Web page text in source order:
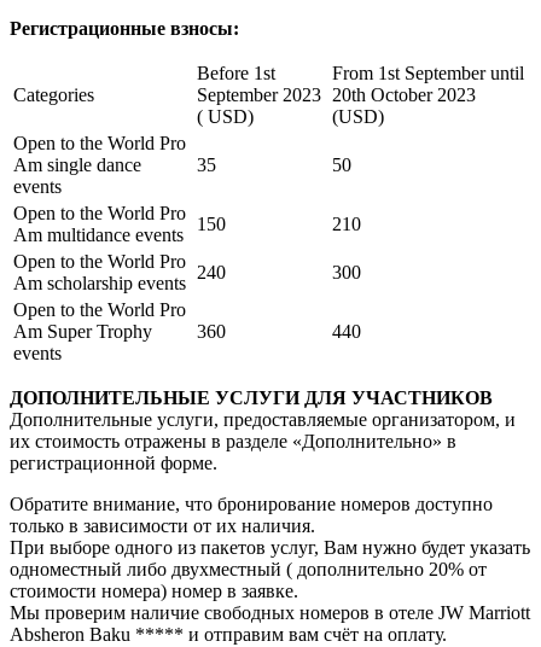
Регистрационные взносы:
Categories
Before 1st
September 2023
( USD)
From 1st September until
20th October 2023
(USD)
Open to the World Pro
Am single dance
events
35 50
Open to the World Pro
Am multidance events
150
210
Open to the World Pro
Am scholarship events
240
300
Open to the World Pro
Am Super Trophy
events
360 440
ДОПОЛНИТЕЛЬНЫЕ УСЛУГИ ДЛЯ УЧАСТНИКОВ
Дополнительные услуги, предоставляемые организатором, и
их стоимость отражены в разделе «Дополнительно» в
регистрационной форме.
Обратите внимание, что бронирование номеров доступно
только в зависимости от их наличия.
При выборе одного из пакетов услуг, Вам нужно будет указать
одноместный либо двухместный ( дополнительно 20% от
стоимости номера) номер в заявке.
Мы проверим наличие свободных номеров в отеле JW Marriott
Absheron Baku ***** и отправим вам счёт на оплату.